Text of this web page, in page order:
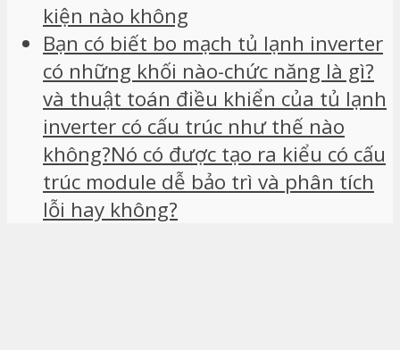
kiện nào không
Bạn có biết bo mạch tủ lạnh inverter
có những khối nào-chức năng là gì?
và thuật toán điều khiển của tủ lạnh
inverter có cấu trúc như thế nào
không?Nó có được tạo ra kiểu có cấu
trúc module dễ bảo trì và phân tích
lỗi hay không?